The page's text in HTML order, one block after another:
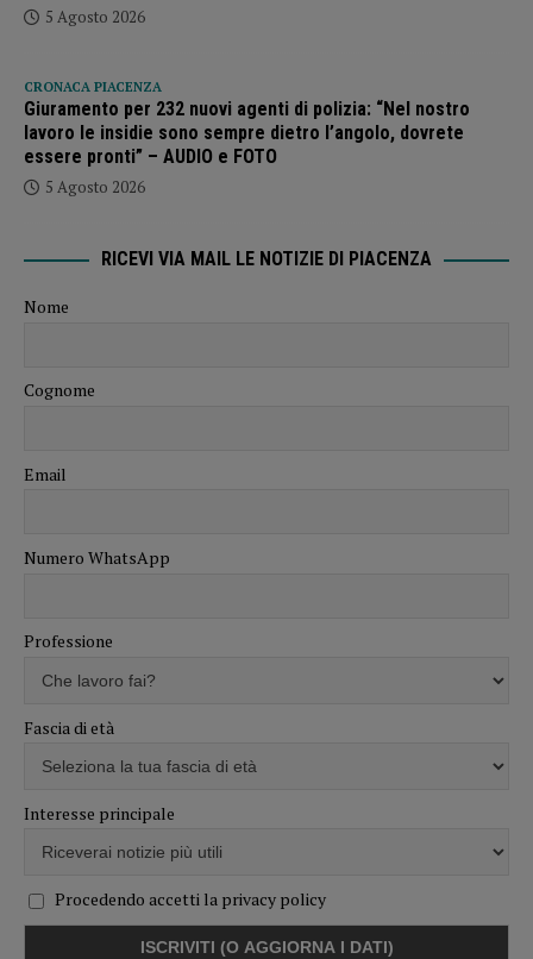
5 Agosto 2026
CRONACA PIACENZA
Giuramento per 232 nuovi agenti di polizia: “Nel nostro
lavoro le insidie sono sempre dietro l’angolo, dovrete
essere pronti” – AUDIO e FOTO
5 Agosto 2026
RICEVI VIA MAIL LE NOTIZIE DI PIACENZA
Nome
Cognome
Email
Numero WhatsApp
Professione
Fascia di età
Interesse principale
Procedendo accetti la privacy policy